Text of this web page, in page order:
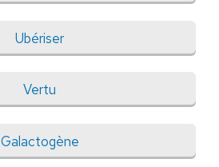
Ubériser
Vertu
Galactogène